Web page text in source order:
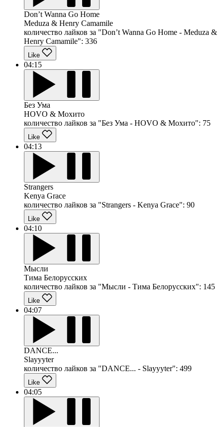
Don’t Wanna Go Home
Meduza & Henry Camamile
количество лайков за "Don’t Wanna Go Home - Meduza &
Henry Camamile": 336
Like
04:15
Без Ума
HOVO & Мохито
количество лайков за "Без Ума - HOVO & Мохито": 75
Like
04:13
Strangers
Kenya Grace
количество лайков за "Strangers - Kenya Grace": 90
Like
04:10
Мысли
Тима Белорусских
количество лайков за "Мысли - Тима Белорусских": 145
Like
04:07
DANCE...
Slayyyter
количество лайков за "DANCE... - Slayyyter": 499
Like
04:05